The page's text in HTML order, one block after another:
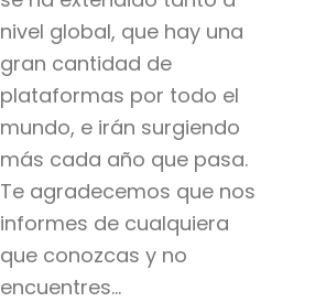
nivel global, que hay una
gran cantidad de
plataformas por todo el
mundo, e irán surgiendo
más cada año que pasa.
Te agradecemos que nos
informes de cualquiera
que conozcas y no
encuentres…